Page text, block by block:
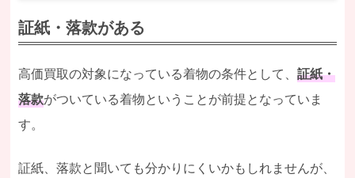
証紙・落款がある
高価買取の対象になっている着物の条件として、証紙・
落款がついている着物ということが前提となっていま
す。
証紙、落款と聞いても分かりにくいかもしれませんが、